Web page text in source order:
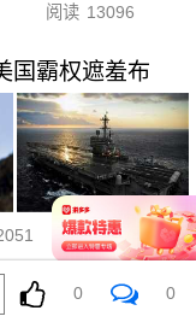
阅读 13096
国霸权遮羞布
08-04
普面子都敢踩！
0 0